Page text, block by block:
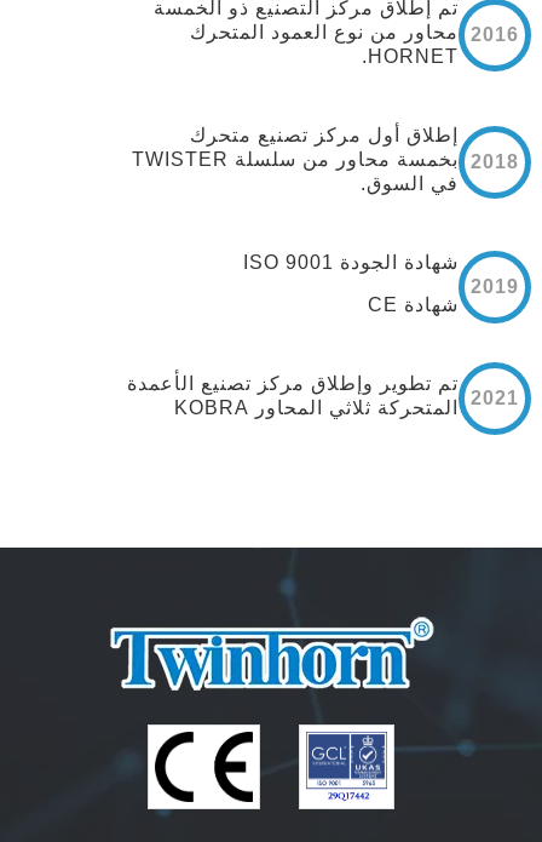
2016
تم إطلاق مركز التصنيع ذو الخمسة
محاور من نوع العمود المتحرك
HORNET.
2018
إطلاق أول مركز تصنيع متحرك
بخمسة محاور من سلسلة TWISTER
في السوق.
2019
شهادة الجودة ISO 9001
شهادة CE
2021
تم تطوير وإطلاق مركز تصنيع الأعمدة
المتحركة ثلاثي المحاور KOBRA